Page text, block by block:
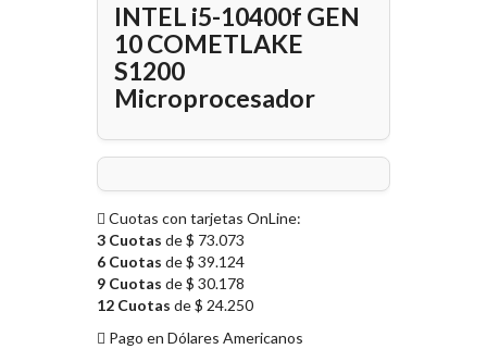
INTEL i5-10400f GEN
10 COMETLAKE
S1200
Microprocesador
Cuotas con tarjetas OnLine:
3 Cuotas de $ 73.073
6 Cuotas de $ 39.124
9 Cuotas de $ 30.178
12 Cuotas de $ 24.250
Pago en Dólares Americanos